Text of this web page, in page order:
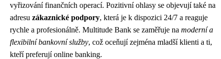
vyřizování finančních operací. Pozitivní ohlasy se objevují také na
adresu zákaznické podpory, která je k dispozici 24/7 a reaguje
rychle a profesionálně. Multitude Bank se zaměřuje na moderní a
flexibilní bankovní služby, což oceňují zejména mladší klienti a ti,
kteří preferují online banking.